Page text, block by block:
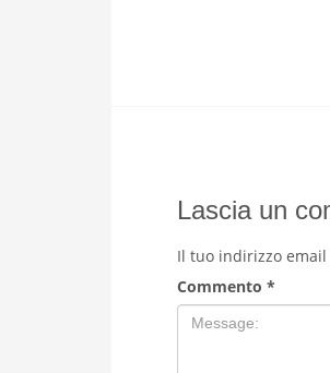
Lascia un
Il tuo indirizzo
Commento *